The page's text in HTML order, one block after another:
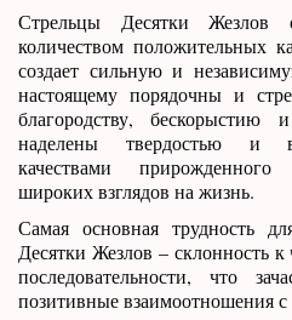
Стрельцы Десятки Жезлов
количеством положительных
создает сильную и
настоящему порядочны и
благородству, бескорыстию
наделены твердостью и
качествами
широких взглядов на жизнь.
Самая основная трудность
Десятки Жезлов – склонность к
последовательности, что
позитивные взаимоотношения